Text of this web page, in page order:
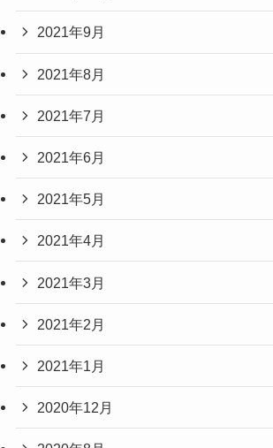
2021年9月
2021年8月
2021年7月
2021年6月
2021年5月
2021年4月
2021年3月
2021年2月
2021年1月
2020年12月